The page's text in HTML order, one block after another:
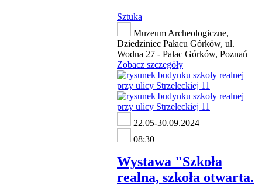
Sztuka
Muzeum Archeologiczne,
Dziedziniec Pałacu Górków, ul.
Wodna 27 - Pałac Górków, Poznań
Zobacz szczegóły
22.05-30.09.2024
08:30
Wystawa "Szkoła
realna, szkoła otwarta.